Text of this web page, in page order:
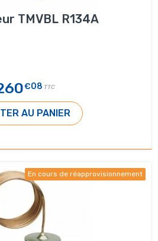
TMVBL R134A
€08 TTC
AU PANIER
En cours de réapprovisionnement